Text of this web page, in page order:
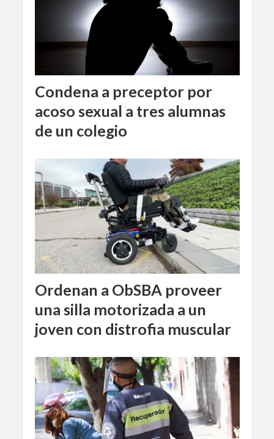
Condena a preceptor por
acoso sexual a tres alumnas
de un colegio
Ordenan a ObSBA proveer
una silla motorizada a un
joven con distrofia muscular